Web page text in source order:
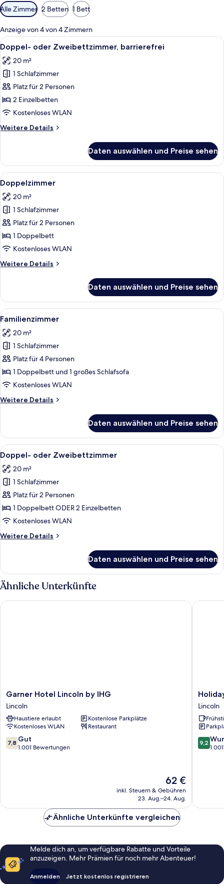
Verfügbare
Filter
für
Zimmer
Alle Zimmer 2 Betten 1 Bett
Anzeige von 4 von 4 Zimmern
Alle
Fotos
für
Doppel-
oder
Zweibettzimmer,
barrierefrei
Ein Hotelzimmer mit einem großen
9
Doppel- oder Zweibettzimmer, barrierefrei
20 m²
1 Schlafzimmer
Platz für 2 Personen
2 Einzelbetten
Kostenloses WLAN
Weitere Details
Weitere
oder
Zweibettzimmer,
barrierefrei
Daten auswählen und Preise sehen
Alle
Fotos
für
Doppelzimmer
anzeigen
Ein Hotelzimmer mit einem großen
6
Doppelzimmer
20 m²
1 Schlafzimmer
Platz für 2 Personen
1 Doppelbett
Kostenloses WLAN
Weitere Details
Weitere
Daten auswählen und Preise sehen
Alle
Fotos
für
Familienzimmer
anzeigen
Familienzimmer | Schreibtisch,
5
Familienzimmer
20 m²
1 Schlafzimmer
Platz für 4 Personen
1 Doppelbett und 1 großes Schlafsofa
Kostenloses WLAN
Weitere Details
Weitere
Daten auswählen und Preise sehen
Alle
Fotos
für
Doppel-
oder
Zweibettzimmer
anzeigen
Schreibtisch, Bügeleisen/Bügelbrett,
8
Doppel- oder Zweibettzimmer
20 m²
1 Schlafzimmer
Platz für 2 Personen
1 Doppelbett ODER 2 Einzelbetten
Kostenloses WLAN
Weitere Details
Weitere
oder
Zweibettzimmer
Daten auswählen und Preise sehen
Ähnliche Unterkünfte
Garner
Hotel
Lincoln
by
IHG
Lincoln
Garner Hotel Lincoln by IHG
Lincoln
Haustiere erlaubt
Kostenlose Parkplätze
Kostenloses WLAN
Restaurant
7.8
von
7,8 Gut
1.001 Bewertungen
Der
Preis
beträgt
62 €
inkl. Steuern & Gebühren
23. Aug.–24. Aug.
Garner Hotel Lincoln by IHG
Holiday
Inn
Express
Lincoln
City
Centre
by
Lincoln
9.2
von
9,2
Holiday
Ähnliche Unterkünfte vergleichen
Melde dich an, um verfügbare Rabatte und Vorteile
anzuzeigen. Mehr Prämien für noch mehr Abenteuer!
Anmelden Jetzt kostenlos registrieren